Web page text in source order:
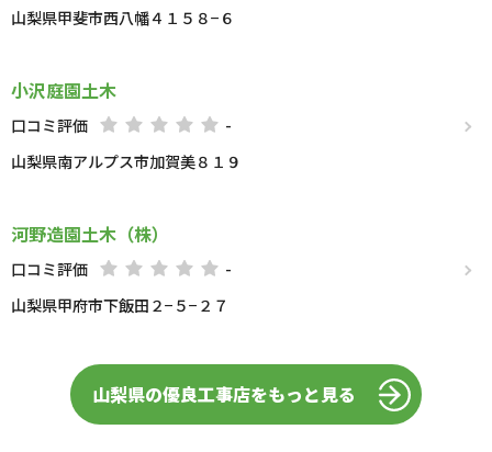
山梨県甲斐市西八幡４１５８−６
小沢庭園土木
口コミ評価
-
山梨県南アルプス市加賀美８１９
河野造園土木（株）
口コミ評価
-
山梨県甲府市下飯田２−５−２７
山梨県の優良工事店をもっと見る